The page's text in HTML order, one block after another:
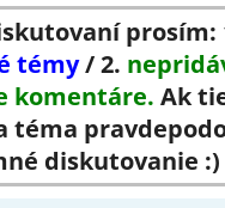
prosím:
témy/ 2.
komentáre. Ak
téma
diskutovanie :)